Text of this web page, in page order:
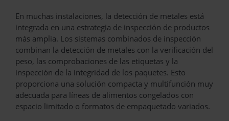
En muchas instalaciones, la detección de metales está
integrada en una estrategia de inspección de productos
más amplia. Los sistemas combinados de inspección
combinan la detección de metales con la verificación del
peso, las comprobaciones de las etiquetas y la
inspección de la integridad de los paquetes. Esto
proporciona una solución compacta y multifunción muy
adecuada para líneas de alimentos congelados con
espacio limitado o formatos de empaquetado variados.